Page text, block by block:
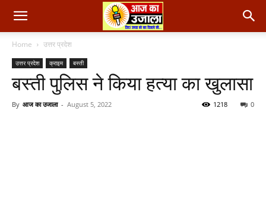
Home उत्तर प्रदेश
उत्तर प्रदेश क्राइम बस्ती
बस्ती पुलिस ने किया हत्या का खुलासा
By आज का उजाला - August 5, 2022 0
1218